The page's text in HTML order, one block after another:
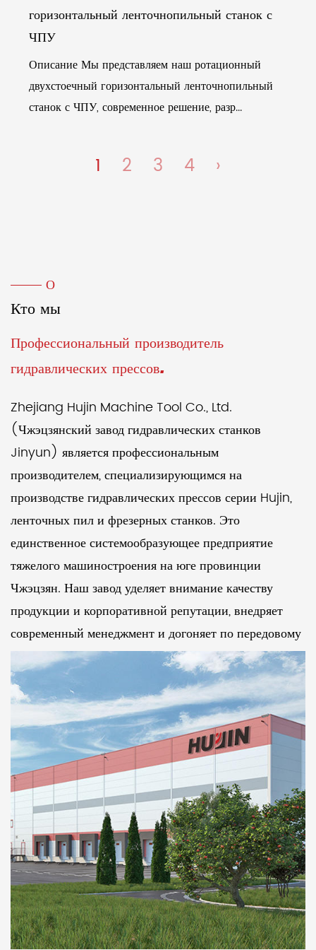
горизонтальный ленточнопильный станок с
ЧПУ
Описание Мы представляем наш ротационный
двухстоечный горизонтальный ленточнопильный
станок с ЧПУ, современное решение, разр...
1 2 3 4 ›
О
Кто мы
Профессиональный производитель
гидравлических прессов.
Zhejiang Hujin Machine Tool Co., Ltd.
(Чжэцзянский завод гидравлических станков
Jinyun) является профессиональным
производителем, специализирующимся на
производстве гидравлических прессов серии Hujin,
ленточных пил и фрезерных станков. Это
единственное системообразующее предприятие
тяжелого машиностроения на юге провинции
Чжэцзян. Наш завод уделяет внимание качеству
продукции и корпоративной репутации, внедряет
современный менеджмент и догоняет по передовому
уровню своих аналогов. На протяжении многих лет
она была оценена как подразделение с надежным
качеством продукции, соблюдающее контракты и
выполняющее обещания.
Четырехстоечный вертикальный гидравлический
станок общего назначения YJ-32-40-315T,
производимый нашей компанией, на протяжении
десятилетий пользуется популярностью в
машиностроительной промышленности. С 1993 года
при активной поддержке Шанхайского научно-
исследовательского института гидравлических и
пневматических технологий наш завод успешно